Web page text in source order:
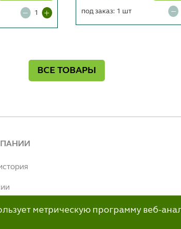
под заказ: 1 шт
ВСЕ ТОВАРЫ
метрическую программу веб-